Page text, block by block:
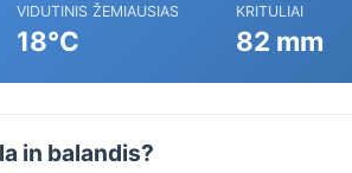
VIDUTINIS ŽEMIAUSIAS
18°C
KRITULIAI
82 mm
in balandis?